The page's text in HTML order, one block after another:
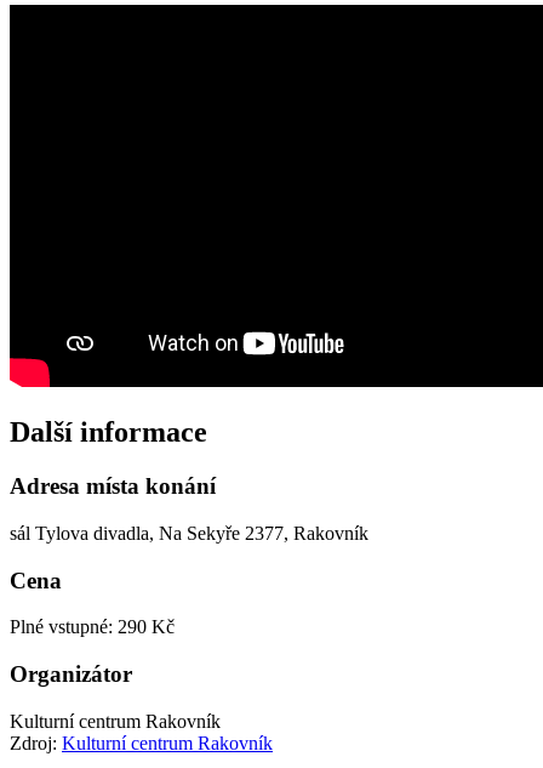
Další informace
Adresa místa konání
sál Tylova divadla, Na Sekyře 2377, Rakovník
Cena
Plné vstupné: 290 Kč
Organizátor
Kulturní centrum Rakovník
Zdroj: Kulturní centrum Rakovník